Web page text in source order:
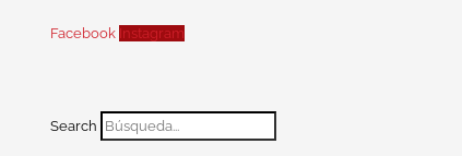
Facebook Instagram
Search